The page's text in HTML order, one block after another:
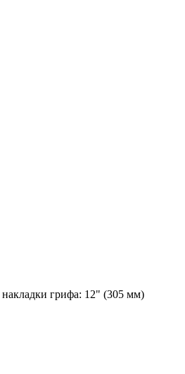
накладки грифа: 12" (305 мм)